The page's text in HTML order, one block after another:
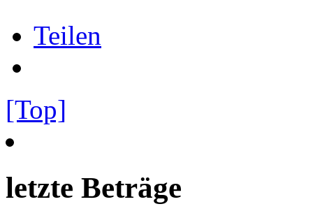
Teilen
[Top]
letzte Beträge